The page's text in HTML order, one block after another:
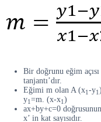
Bir doğrunu eğim
tanjantı’dır.
Eğimi m olan A (x1 -y1
y1 =m. (x-x1 )
ax+by+c=0
x’ in kat sayısıdır.